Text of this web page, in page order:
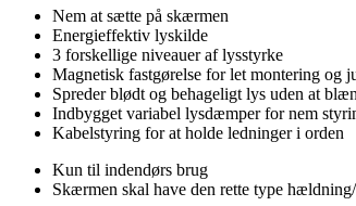
Nem at sætte på skærmen
Energieffektiv lyskilde
3 forskellige niveauer af lysstyrke
Magnetisk fastgørelse for let montering og
Spreder blødt og behageligt lys uden at
Indbygget variabel lysdæmper for nem
Kabelstyring for at holde ledninger i orden
Kun til indendørs brug
Skærmen skal have den rette type